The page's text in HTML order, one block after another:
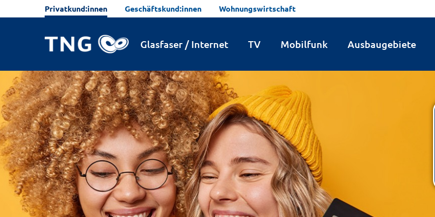
Privatkund:innen Geschäftskund:innen Wohnungswirtschaft
Glasfaser / Internet TV Mobilfunk Ausbaugebiete